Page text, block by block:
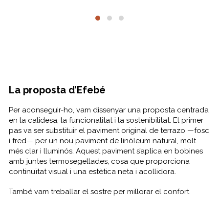
La proposta d’Efebé
Per aconseguir-ho, vam dissenyar una proposta centrada
en la calidesa, la funcionalitat i la sostenibilitat. El primer
pas va ser substituir el paviment original de terrazo —fosc
i fred— per un nou paviment de linòleum natural, molt
més clar i lluminós. Aquest paviment s’aplica en bobines
amb juntes termosegellades, cosa que proporciona
continuïtat visual i una estètica neta i acollidora.
També vam treballar el sostre per millorar el confort